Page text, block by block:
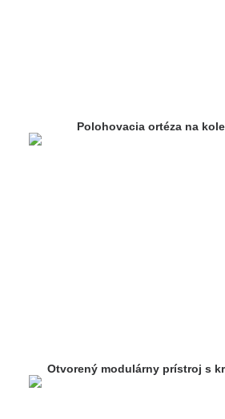
Polohovacia ortéza na
Otvorený modulárny prístroj s